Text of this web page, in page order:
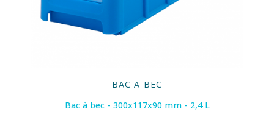
BAC A BEC
Bac à bec - 300x117x90 mm - 2,4 L